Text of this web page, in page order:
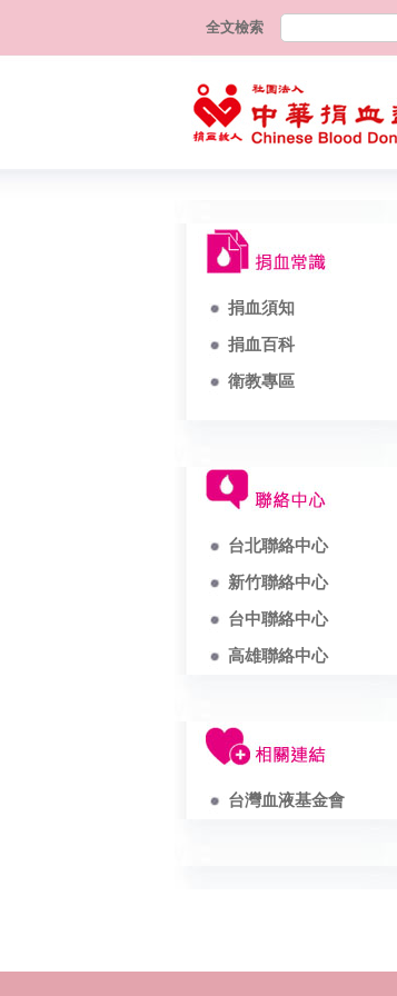
全文檢索
捐血須知
捐血百科
衛教專區
台北聯絡中心
新竹聯絡中心
台中聯絡中心
高雄聯絡中心
台灣血液基金會